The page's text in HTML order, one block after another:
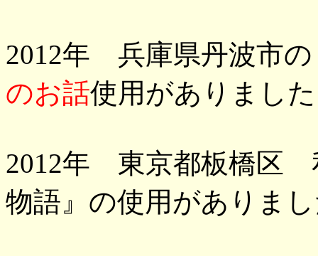
2012年 兵庫県丹波市
のお話使用がありまし
2012年 東京都板橋区
物語』の使用がありま